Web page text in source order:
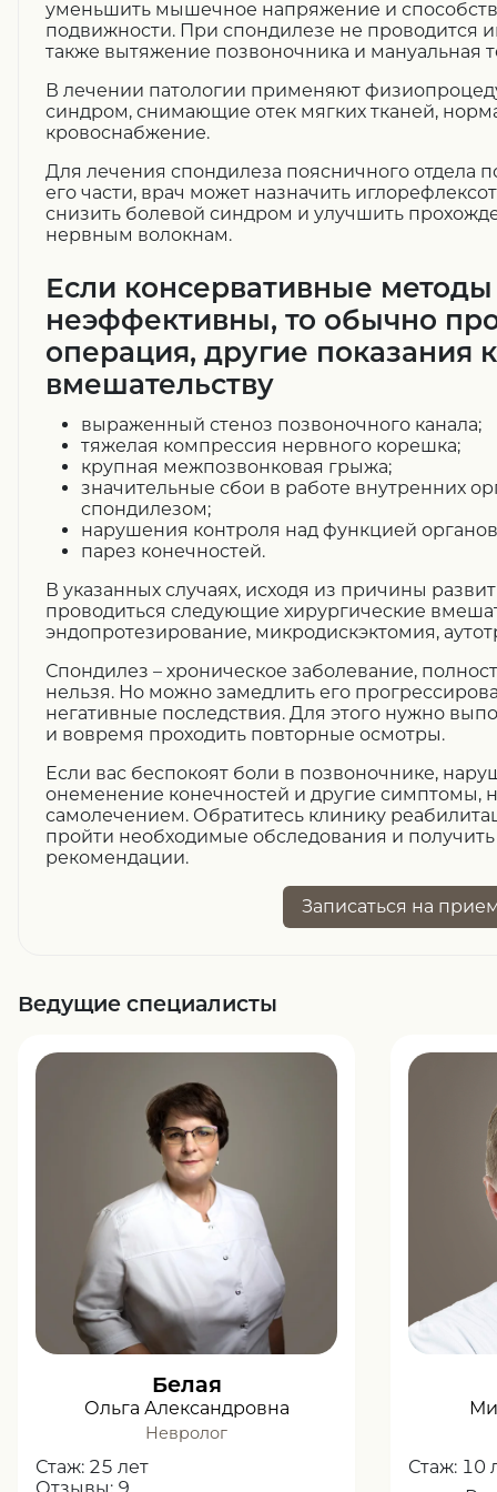
уменьшить мышечное напряжение и
подвижности. При спондилезе не проводится
также вытяжение позвоночника и мануальная
В лечении патологии применяют
синдром, снимающие отек мягких тканей,
кровоснабжение.
Для лечения спондилеза поясничного отдела
его части, врач может назначить
снизить болевой синдром и улучшить
нервным волокнам.
Если консервативные
неэффективны, то обычно
операция, другие показания
вмешательству
выраженный стеноз позвоночного канала;
тяжелая компрессия нервного корешка;
крупная межпозвонковая грыжа;
значительные сбои в работе внутренних
спондилезом;
нарушения контроля над функцией органов
парез конечностей.
В указанных случаях, исходя из причины
проводиться следующие хирургические
эндопротезирование, микродискэктомия,
Спондилез – хроническое заболевание,
нельзя. Но можно замедлить его
негативные последствия. Для этого нужно
и вовремя проходить повторные осмотры.
Если вас беспокоят боли в позвоночнике,
онеменение конечностей и другие симптомы,
самолечением. Обратитесь клинику
пройти необходимые обследования и
рекомендации.
Записаться на
Ведущие специалисты
Белая
Ольга Александровна
Невролог
Стаж: 25 лет
Стаж: 10